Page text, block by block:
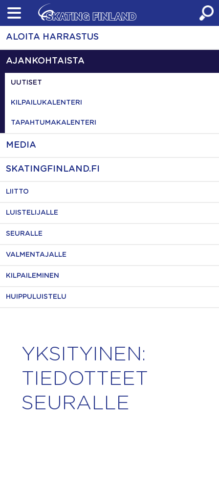
Skip
content
ALOITA HARRASTUS
AJANKOHTAISTA
UUTISET
KILPAILUKALENTERI
TAPAHTUMAKALENTERI
MEDIA
SKATINGFINLAND.FI
LIITTO
LUISTELIJALLE
SEURALLE
VALMENTAJALLE
KILPAILEMINEN
HUIPPULUISTELU
YKSITYINEN:
TIEDOTTEET
SEURALLE